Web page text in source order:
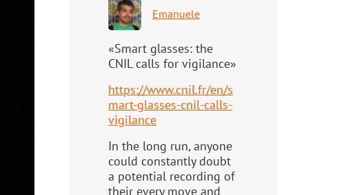
Emanuele
«Smart glasses: the
CNIL calls for vigilance»
https://www.cnil.fr/en/s
mart-glasses-cnil-calls-
vigilance
In the long run, anyone
could constantly doubt
a potential recording of
their every move and